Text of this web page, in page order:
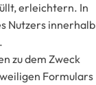
erleichtern. In
Nutzers innerhalb
zu dem Zweck
Formulars